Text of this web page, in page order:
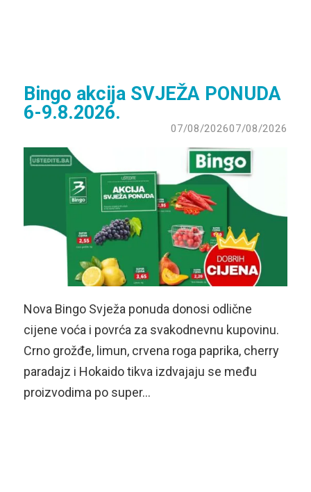
Bingo akcija SVJEŽA PONUDA
6-9.8.2026.
07/08/202607/08/2026
Nova Bingo Svježa ponuda donosi odlične
cijene voća i povrća za svakodnevnu kupovinu.
Crno grožđe, limun, crvena roga paprika, cherry
paradajz i Hokaido tikva izdvajaju se među
proizvodima po super…